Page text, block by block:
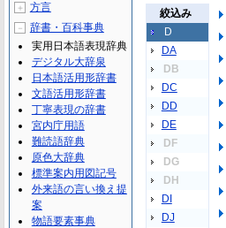
絞込み
D
DA
DB
DC
DD
DE
DF
DG
DH
DI
DJ
＋ 方言
－
辞書・百科事典
実用日本語表現辞典
デジタル大辞泉
日本語活用形辞書
文語活用形辞書
丁寧表現の辞書
宮内庁用語
難読語辞典
原色大辞典
標準案内用図記号
外来語の言い換え提
案
物語要素事典